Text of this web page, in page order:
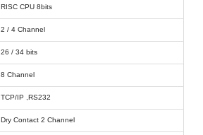
RISC CPU 8bits
2 / 4 Channel
26 / 34 bits
8 Channel
TCP/IP ,RS232
Dry Contact 2 Channel